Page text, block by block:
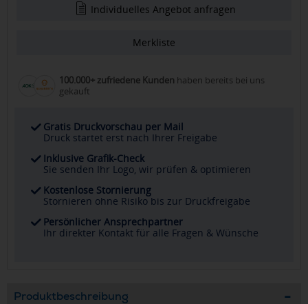
Individuelles Angebot anfragen
Merkliste
100.000+ zufriedene Kunden haben bereits bei uns
gekauft
Gratis Druckvorschau per Mail
Druck startet erst nach Ihrer Freigabe
Inklusive Grafik-Check
Sie senden Ihr Logo, wir prüfen & optimieren
Kostenlose Stornierung
Stornieren ohne Risiko bis zur Druckfreigabe
Persönlicher Ansprechpartner
Ihr direkter Kontakt für alle Fragen & Wünsche
Produktbeschreibung